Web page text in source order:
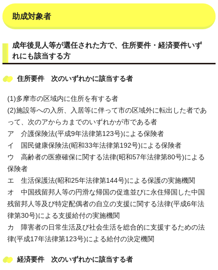
助成対象者
成年後見人等が選任された方で、住所要件・経済要件いず
れにも該当する方
住所要件 次のいずれかに該当する者
(1)多摩市の区域内に住所を有する者
(2)施設等への入所、入居等に伴って市の区域外に転出した者であ
って、次のアからカまでのいずれかが市である者
ア 介護保険法(平成9年法律第123号)による保険者
イ 国民健康保険法(昭和33年法律第192号)による保険者
ウ 高齢者の医療確保に関する法律(昭和57年法律第80号)による
保険者
エ 生活保護法(昭和25年法律第144号)による保護の実施機関
オ 中国残留邦人等の円滑な帰国の促進並びに永住帰国した中国
残留邦人等及び特定配偶者の自立の支援に関する法律(平成6年法
律第30号)による支援給付の実施機関
カ 障害者の日常生活及び社会生活を総合的に支援するための法
律(平成17年法律第123号)による給付の決定機関
経済要件 次のいずれかに該当する者